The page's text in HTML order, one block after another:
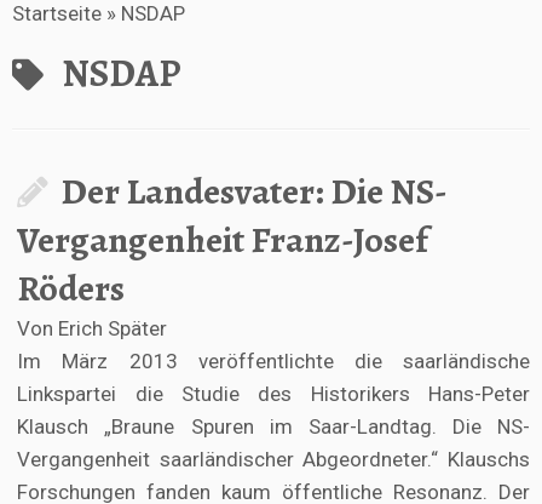
Inhalt
Startseite » NSDAP
NSDAP
Der Landesvater: Die NS-
Vergangenheit Franz-Josef
Röders
Von Erich Später
Im März 2013 veröffentlichte die saarländische
Linkspartei die Studie des Historikers Hans-Peter
Klausch „Braune Spuren im Saar-Landtag. Die NS-
Vergangenheit saarländischer Abgeordneter.“ Klauschs
Forschungen fanden kaum öffentliche Resonanz. Der